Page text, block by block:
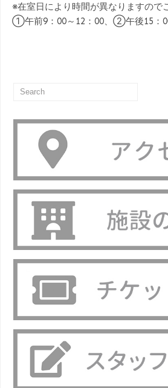
※在室日により時間が異なりますので
①午前9：00～12：00、②午後15：